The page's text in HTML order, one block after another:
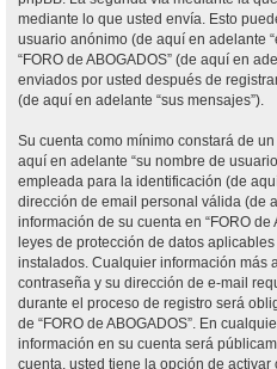
mediante lo que usted envía. Esto
usuario anónimo (de aquí en adelante
“FORO de ABOGADOS” (de aquí en
enviados por usted después de
(de aquí en adelante “sus mensajes”).
Su cuenta como mínimo constará de
aquí en adelante “su nombre de
empleada para la identificación (de
dirección de email personal válida (de
información de su cuenta en “FORO
leyes de protección de datos
instalados. Cualquier información más
contraseña y su dirección de e-mail
durante el proceso de registro será
de “FORO de ABOGADOS”. En
información en su cuenta será
cuenta, usted tiene la opción de